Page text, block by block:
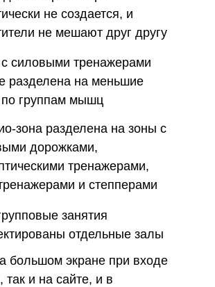
не создается, и
не мешают друг другу
силовыми тренажерами
разделена на меньшие
группам мышц
зона разделена на зоны с
дорожками,
тренажерами,
и степперами
занятия
отдельные залы
большом экране при входе
так и на сайте, и в